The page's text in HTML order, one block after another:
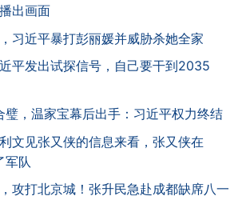
出画面
习近平暴打彭丽媛并威胁杀她全家
平发出试探信号，自己要干到2035
璧，温家宝幕后出手：习近平权力终结
文见张又侠的信息来看，张又侠在
军队
攻打北京城！张升民急赴成都缺席八一